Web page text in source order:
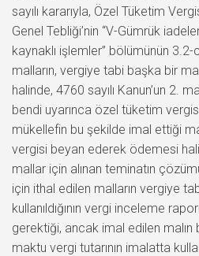
sayılı kararıyla, Özel Tüketim
Genel Tebliği’nin “V-Gümrük
kaynaklı işlemler” bölümünün
malların, vergiye tabi başka bir
halinde, 4760 sayılı Kanun’un 2.
bendi uyarınca özel tüketim
mükellefin bu şekilde imal ettiği
vergisi beyan ederek ödemesi
mallar için alınan teminatın
için ithal edilen malların vergiye
kullanıldığının vergi inceleme
gerektiği, ancak imal edilen malın
maktu vergi tutarının imalatta